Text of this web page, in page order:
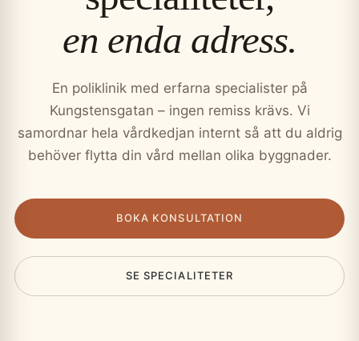
en enda adress.
En poliklinik med erfarna specialister på
Kungstensgatan – ingen remiss krävs. Vi
samordnar hela vårdkedjan internt så att du aldrig
behöver flytta din vård mellan olika byggnader.
BOKA KONSULTATION
SE SPECIALITETER